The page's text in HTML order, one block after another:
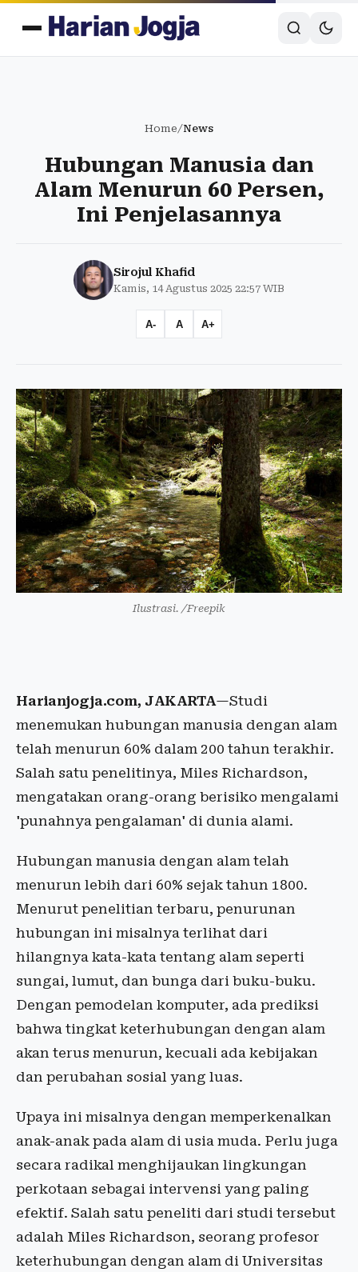
Home/News
Hubungan Manusia dan
Alam Menurun 60 Persen,
Ini Penjelasannya
Sirojul Khafid
Kamis, 14 Agustus 2025 22:57 WIB
A- A A+
Ilustrasi. /Freepik
Harianjogja.com, JAKARTA—Studi
menemukan hubungan manusia dengan alam
telah menurun 60% dalam 200 tahun terakhir.
Salah satu penelitinya, Miles Richardson,
mengatakan orang-orang berisiko mengalami
'punahnya pengalaman' di dunia alami.
Hubungan manusia dengan alam telah
menurun lebih dari 60% sejak tahun 1800.
Menurut penelitian terbaru, penurunan
hubungan ini misalnya terlihat dari
hilangnya kata-kata tentang alam seperti
sungai, lumut, dan bunga dari buku-buku.
Dengan pemodelan komputer, ada prediksi
bahwa tingkat keterhubungan dengan alam
akan terus menurun, kecuali ada kebijakan
dan perubahan sosial yang luas.
Upaya ini misalnya dengan memperkenalkan
anak-anak pada alam di usia muda. Perlu juga
secara radikal menghijaukan lingkungan
perkotaan sebagai intervensi yang paling
efektif. Salah satu peneliti dari studi tersebut
adalah Miles Richardson, seorang profesor
keterhubungan dengan alam di Universitas